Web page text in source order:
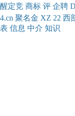
醒定竞 商标 评 企聘 D
4.cn 聚名金 XZ 22 西
表 信息 中介 知识